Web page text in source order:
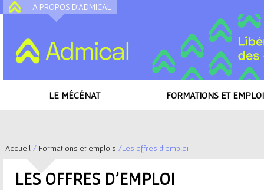
A PROPOS D'ADMICAL
LE MÉCÉNAT FORMATIONS ET
Accueil / Formations et emplois /Les offres d'emploi
LES OFFRES D'EMPLOI